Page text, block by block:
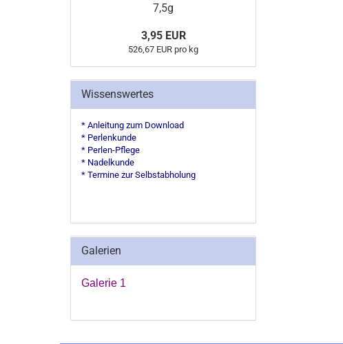
7,5g
3,95 EUR
526,67 EUR pro kg
Wissenswertes
* Anleitung zum Download
* Perlenkunde
* Perlen-Pflege
* Nadelkunde
* Termine zur Selbstabholung
Galerien
Galerie 1